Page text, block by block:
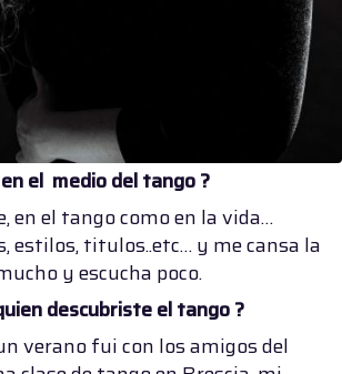
el medio del tango ?
en el tango como en la vida…
estilos, titulos..etc… y me cansa la
y escucha poco.
descubriste el tango ?
verano fui con los amigos del